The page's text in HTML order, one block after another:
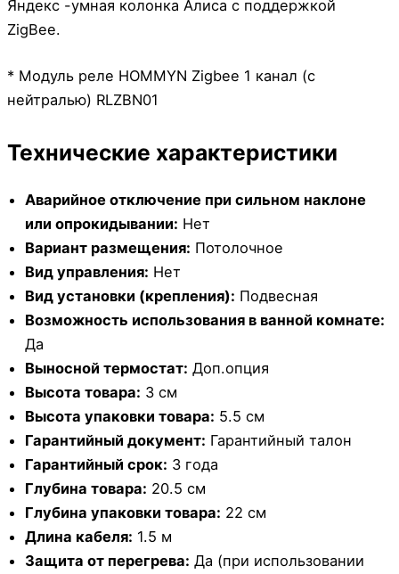
Яндекс -умная колонка Алиса с поддержкой
ZigBee.
* Модуль реле HOMMYN Zigbee 1 канал (с
нейтралью) RLZBN01
Технические характеристики
Аварийное отключение при сильном наклоне
или опрокидывании: Нет
Вариант размещения: Потолочное
Вид управления: Нет
Вид установки (крепления): Подвесная
Возможность использования в ванной комнате:
Да
Выносной термостат: Доп.опция
Высота товара: 3 см
Высота упаковки товара: 5.5 см
Гарантийный документ: Гарантийный талон
Гарантийный срок: 3 года
Глубина товара: 20.5 см
Глубина упаковки товара: 22 см
Длина кабеля: 1.5 м
Защита от перегрева: Да (при использовании